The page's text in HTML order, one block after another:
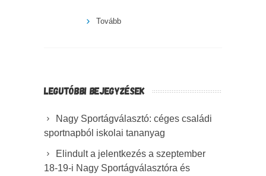
Tovább
LEGUTÓBBI BEJEGYZÉSEK
Nagy Sportágválasztó: céges családi
sportnapból iskolai tananyag
Elindult a jelentkezés a szeptember
18-19-i Nagy Sportágválasztóra és